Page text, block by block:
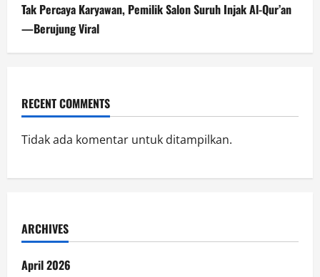
Tak Percaya Karyawan, Pemilik Salon Suruh Injak Al-Qur’an
—Berujung Viral
RECENT COMMENTS
Tidak ada komentar untuk ditampilkan.
ARCHIVES
April 2026